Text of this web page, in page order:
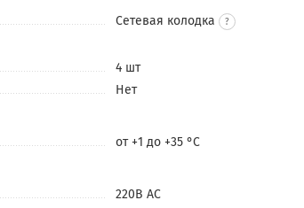
Сетевая колодка
4 шт
Нет
от +1 до +35 °С
220В АС